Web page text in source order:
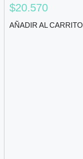
$20.570
AÑADIR AL CARRITO